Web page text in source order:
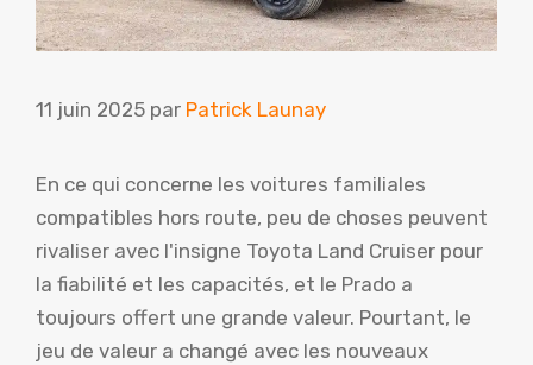
11 juin 2025 par Patrick Launay
En ce qui concerne les voitures familiales
compatibles hors route, peu de choses peuvent
rivaliser avec l'insigne Toyota Land Cruiser pour
la fiabilité et les capacités, et le Prado a
toujours offert une grande valeur. Pourtant, le
jeu de valeur a changé avec les nouveaux